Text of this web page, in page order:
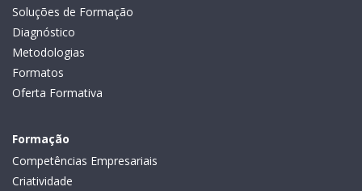
Soluções de Formação
Diagnóstico
Metodologias
Formatos
Oferta Formativa
Formação
Competências Empresariais
Criatividade